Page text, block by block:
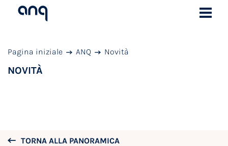
Pagina iniziale ANQ Novità
NOVITÀ
TORNA ALLA PANORAMICA